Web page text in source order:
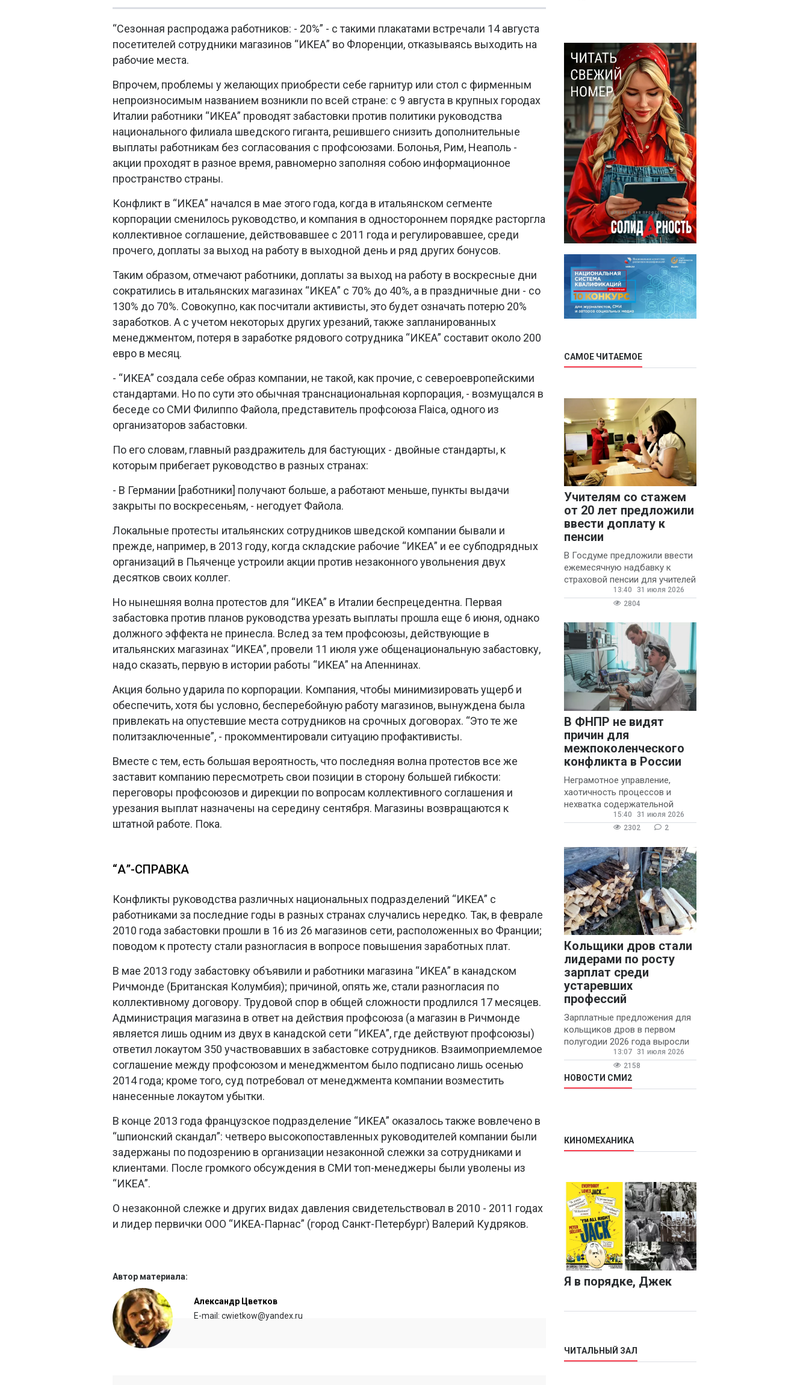
“Сезонная распродажа работников: - 20%” - с такими плакатами встречали 14 августа
посетителей сотрудники магазинов “ИКЕА” во Флоренции, отказываясь выходить на
рабочие места.
Впрочем, проблемы у желающих приобрести себе гарнитур или стол с фирменным
непроизносимым названием возникли по всей стране: с 9 августа в крупных городах
Италии работники “ИКЕА” проводят забастовки против политики руководства
национального филиала шведского гиганта, решившего снизить дополнительные
выплаты работникам без согласования с профсоюзами. Болонья, Рим, Неаполь -
акции проходят в разное время, равномерно заполняя собою информационное
пространство страны.
Конфликт в “ИКЕА” начался в мае этого года, когда в итальянском сегменте
корпорации сменилось руководство, и компания в одностороннем порядке расторгла
коллективное соглашение, действовавшее с 2011 года и регулировавшее, среди
прочего, доплаты за выход на работу в выходной день и ряд других бонусов.
Таким образом, отмечают работники, доплаты за выход на работу в воскресные дни
сократились в итальянских магазинах “ИКЕА” с 70% до 40%, а в праздничные дни - со
130% до 70%. Совокупно, как посчитали активисты, это будет означать потерю 20%
заработков. А с учетом некоторых других урезаний, также запланированных
менеджментом, потеря в заработке рядового сотрудника “ИКЕА” составит около 200
евро в месяц.
- “ИКЕА” создала себе образ компании, не такой, как прочие, с североевропейскими
стандартами. Но по сути это обычная транснациональная корпорация, - возмущался в
беседе со СМИ Филиппо Файола, представитель профсоюза Flaica, одного из
организаторов забастовки.
По его словам, главный раздражитель для бастующих - двойные стандарты, к
которым прибегает руководство в разных странах:
- В Германии [работники] получают больше, а работают меньше, пункты выдачи
закрыты по воскресеньям, - негодует Файола.
Локальные протесты итальянских сотрудников шведской компании бывали и
прежде, например, в 2013 году, когда складские рабочие “ИКЕА” и ее субподрядных
организаций в Пьяченце устроили акции против незаконного увольнения двух
десятков своих коллег.
Но нынешняя волна протестов для “ИКЕА” в Италии беспрецедентна. Первая
забастовка против планов руководства урезать выплаты прошла еще 6 июня, однако
должного эффекта не принесла. Вслед за тем профсоюзы, действующие в
итальянских магазинах “ИКЕА”, провели 11 июля уже общенациональную забастовку,
надо сказать, первую в истории работы “ИКЕА” на Апеннинах.
Акция больно ударила по корпорации. Компания, чтобы минимизировать ущерб и
обеспечить, хотя бы условно, бесперебойную работу магазинов, вынуждена была
привлекать на опустевшие места сотрудников на срочных договорах. “Это те же
политзаключенные”, - прокомментировали ситуацию профактивисты.
Вместе с тем, есть большая вероятность, что последняя волна протестов все же
заставит компанию пересмотреть свои позиции в сторону большей гибкости:
переговоры профсоюзов и дирекции по вопросам коллективного соглашения и
урезания выплат назначены на середину сентября. Магазины возвращаются к
штатной работе. Пока.
“А”-СПРАВКА
Конфликты руководства различных национальных подразделений “ИКЕА” с
работниками за последние годы в разных странах случались нередко. Так, в феврале
2010 года забастовки прошли в 16 из 26 магазинов сети, расположенных во Франции;
поводом к протесту стали разногласия в вопросе повышения заработных плат.
В мае 2013 году забастовку объявили и работники магазина “ИКЕА” в канадском
Ричмонде (Британская Колумбия); причиной, опять же, стали разногласия по
коллективному договору. Трудовой спор в общей сложности продлился 17 месяцев.
Администрация магазина в ответ на действия профсоюза (а магазин в Ричмонде
является лишь одним из двух в канадской сети “ИКЕА”, где действуют профсоюзы)
ответил локаутом 350 участвовавших в забастовке сотрудников. Взаимоприемлемое
соглашение между профсоюзом и менеджментом было подписано лишь осенью
2014 года; кроме того, суд потребовал от менеджмента компании возместить
нанесенные локаутом убытки.
В конце 2013 года французское подразделение “ИКЕА” оказалось также вовлечено в
“шпионский скандал”: четверо высокопоставленных руководителей компании были
задержаны по подозрению в организации незаконной слежки за сотрудниками и
клиентами. После громкого обсуждения в СМИ топ-менеджеры были уволены из
“ИКЕА”.
О незаконной слежке и других видах давления свидетельствовал в 2010 - 2011 годах
и лидер первички ООО “ИКЕА-Парнас” (город Санкт-Петербург) Валерий Кудряков.
Автор материала:
Александр Цветков
E-mail: cwietkow@yandex.ru
САМОЕ ЧИТАЕМОЕ
Учителям со стажем
от 20 лет предложили
ввести доплату к
пенсии
В Госдуме предложили ввести
ежемесячную надбавку к
страховой пенсии для учителей
государственных и
муниципальных школ со
13:40
31 июля 2026
2804
В ФНПР не видят
причин для
межпоколенческого
конфликта в России
Неграмотное управление,
хаотичность процессов и
нехватка содержательной
обратной связи от
руководителя являются
конфликтов и раздражения в
15:40
31 июля 2026
2302
2
Кольщики дров стали
лидерами по росту
зарплат среди
устаревших
профессий
Зарплатные предложения для
кольщиков дров в первом
полугодии 2026 года выросли
на 58% - 62 тысяч рублей в
месяц, сообщает агентство
«Прайм».
13:07
31 июля 2026
2158
НОВОСТИ СМИ2
КИНОМЕХАНИКА
Я в порядке, Джек
ЧИТАЛЬНЫЙ ЗАЛ